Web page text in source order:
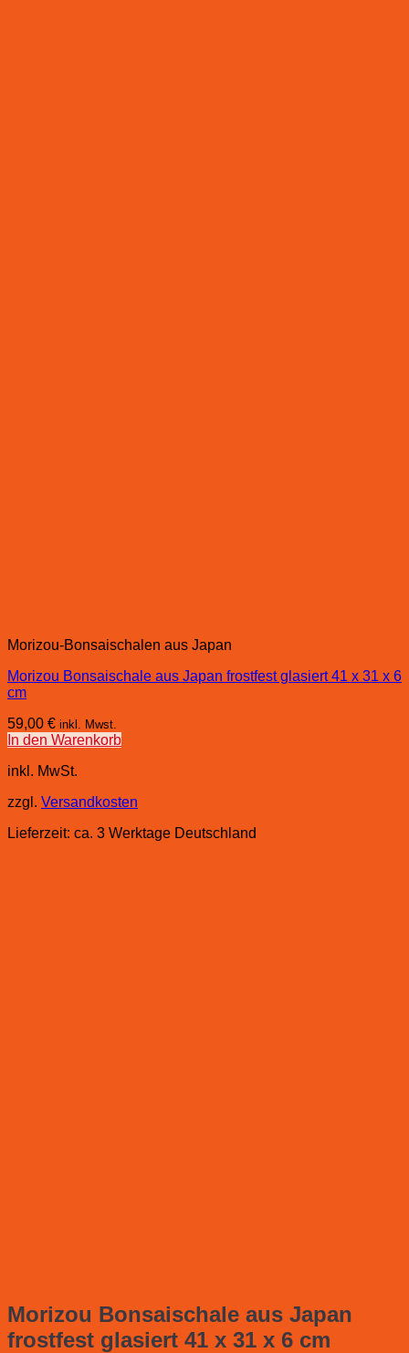
Morizou-Bonsaischalen aus Japan
Morizou Bonsaischale aus Japan frostfest glasiert 41 x 31 x 6
cm
59,00 € inkl. Mwst.
In den Warenkorb
inkl. MwSt.
zzgl. Versandkosten
Lieferzeit: ca. 3 Werktage Deutschland
Morizou Bonsaischale aus Japan
frostfest glasiert 41 x 31 x 6 cm